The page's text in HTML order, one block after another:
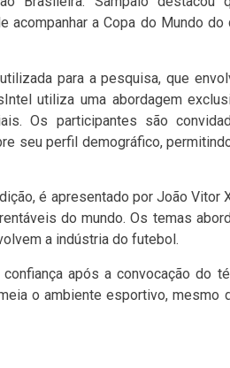
a Copa do Mundo do
para a pesquisa, que
utiliza uma abordagem
Os participantes são
seu perfil demográfico,
é apresentado por João Vitor
do mundo. Os temas
a indústria do futebol.
após a convocação do
o ambiente esportivo, mesmo